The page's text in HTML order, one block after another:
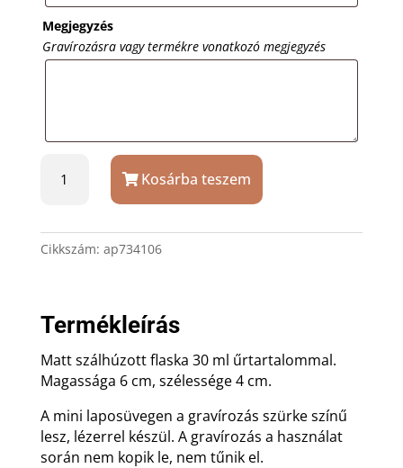
Megjegyzés
Gravírozásra vagy termékre vonatkozó megjegyzés
flaska
-
gravírozással
mennyiség
Kosárba teszem
Cikkszám: ap734106
Termékleírás
Matt szálhúzott flaska 30 ml űrtartalommal.
Magassága 6 cm, szélessége 4 cm.
A mini laposüvegen a gravírozás szürke színű
lesz, lézerrel készül. A gravírozás a használat
során nem kopik le, nem tűnik el.